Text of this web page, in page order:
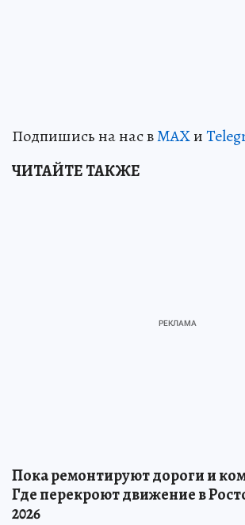
Подпишись на нас вMAXи
ЧИТАЙТЕ ТАКЖЕ
Пока ремонтируют дороги и
Где перекроют движение в
2026